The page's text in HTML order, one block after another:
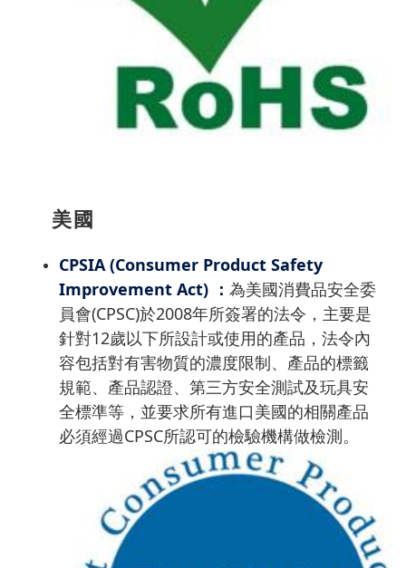
美國
CPSIA (Consumer Product Safety
Improvement Act) ： 為美國消費品安全委
員會(CPSC)於2008年所簽署的法令，主要是
針對12歲以下所設計或使用的產品，法令內
容包括對有害物質的濃度限制、產品的標籤
規範、產品認證、第三方安全測試及玩具安
全標準等，並要求所有進口美國的相關產品
必須經過CPSC所認可的檢驗機構做檢測。